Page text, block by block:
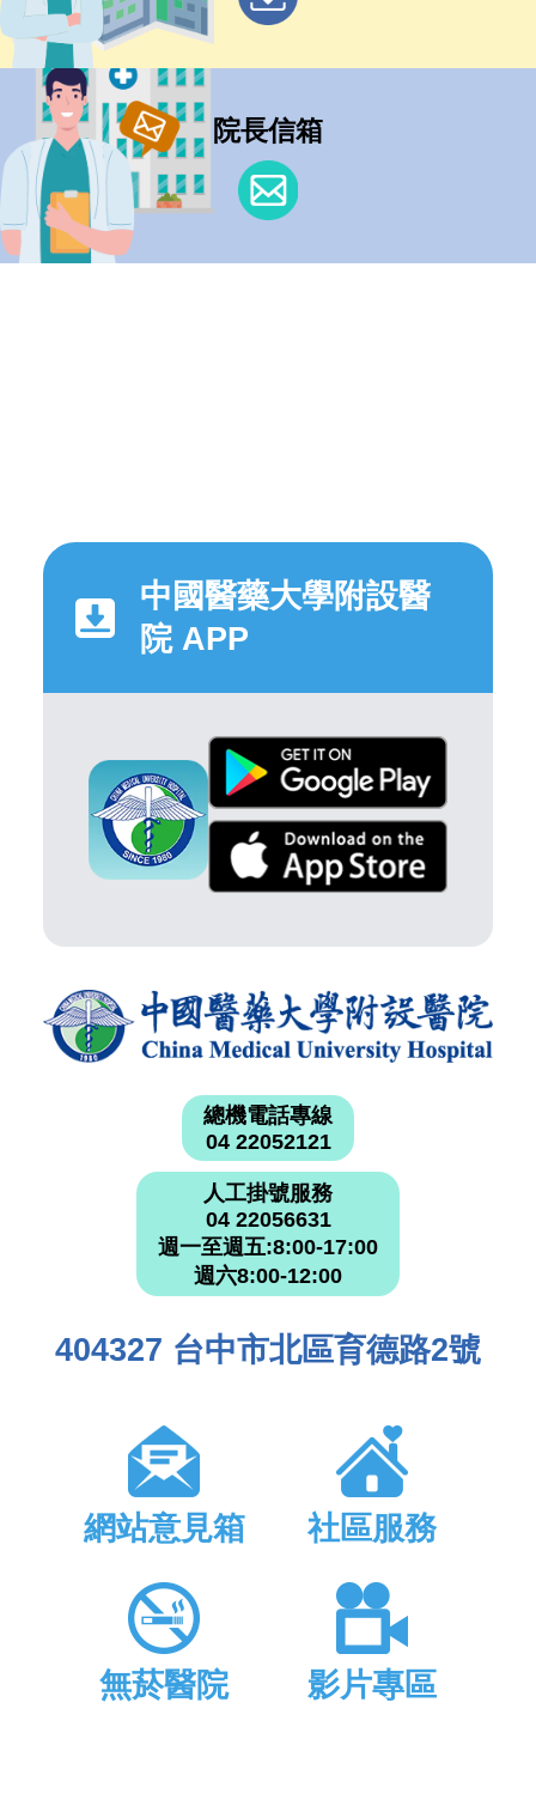
院長信箱
中國醫藥大學附設醫
院 APP
總機電話專線
04 22052121
人工掛號服務
04 22056631
週一至週五:8:00-17:00
週六8:00-12:00
404327 台中市北區育德路2號
網站意見箱 社區服務
無菸醫院 影片專區